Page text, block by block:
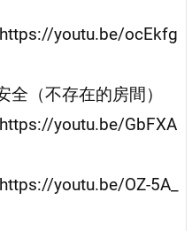
youtu.be/ocEkfg
全（不存在的房間）
youtu.be/GbFXA
youtu.be/OZ-5A_